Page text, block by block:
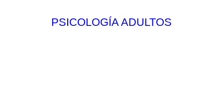
PSICOLOGÍA ADULTOS